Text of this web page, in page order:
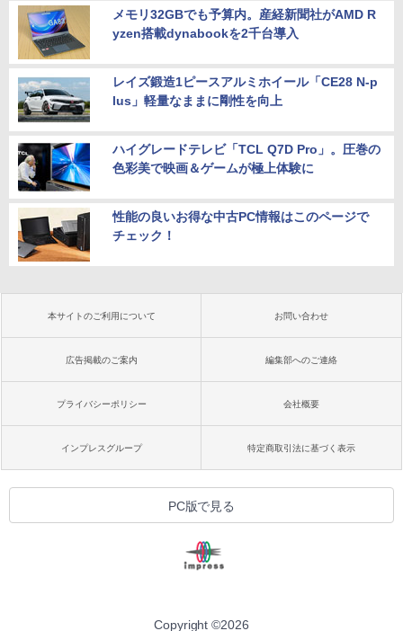
メモリ32GBでも予算内。産経新聞社がAMD R
yzen搭載dynabookを2千台導入
レイズ鍛造1ピースアルミホイール「CE28 N-p
lus」軽量なままに剛性を向上
ハイグレードテレビ「TCL Q7D Pro」。圧巻の
色彩美で映画＆ゲームが極上体験に
性能の良いお得な中古PC情報はこのページで
チェック！
本サイトのご利用について お問い合わせ
広告掲載のご案内 編集部へのご連絡
プライバシーポリシー 会社概要
インプレスグループ 特定商取引法に基づく表示
PC版で見る
Copyright ©2026